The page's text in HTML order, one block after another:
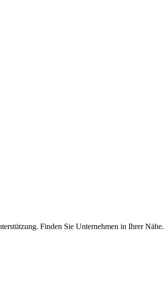
Finden Sie Unternehmen in Ihrer Nähe.